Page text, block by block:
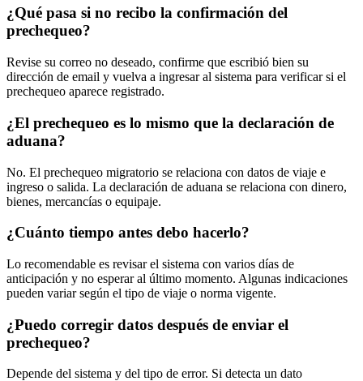
¿Qué pasa si no recibo la confirmación del
prechequeo?
Revise su correo no deseado, confirme que escribió bien su
dirección de email y vuelva a ingresar al sistema para verificar si el
prechequeo aparece registrado.
¿El prechequeo es lo mismo que la declaración de
aduana?
No. El prechequeo migratorio se relaciona con datos de viaje e
ingreso o salida. La declaración de aduana se relaciona con dinero,
bienes, mercancías o equipaje.
¿Cuánto tiempo antes debo hacerlo?
Lo recomendable es revisar el sistema con varios días de
anticipación y no esperar al último momento. Algunas indicaciones
pueden variar según el tipo de viaje o norma vigente.
¿Puedo corregir datos después de enviar el
prechequeo?
Depende del sistema y del tipo de error. Si detecta un dato